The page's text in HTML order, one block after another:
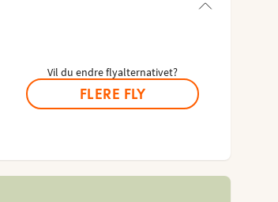
Vil du endre flyalternativet?
FLERE FLY